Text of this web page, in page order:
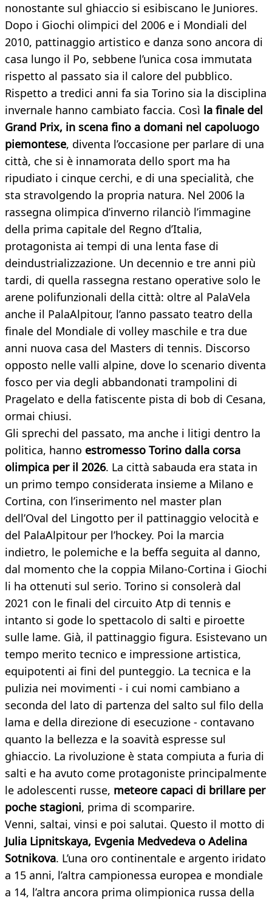
nonostante sul ghiaccio si esibiscano le Juniores.
Dopo i Giochi olimpici del 2006 e i Mondiali del
2010, pattinaggio artistico e danza sono ancora di
casa lungo il Po, sebbene l’unica cosa immutata
rispetto al passato sia il calore del pubblico.
Rispetto a tredici anni fa sia Torino sia la disciplina
invernale hanno cambiato faccia. Così la finale del
Grand Prix, in scena fino a domani nel capoluogo
piemontese, diventa l’occasione per parlare di una
città, che si è innamorata dello sport ma ha
ripudiato i cinque cerchi, e di una specialità, che
sta stravolgendo la propria natura. Nel 2006 la
rassegna olimpica d’inverno rilanciò l’immagine
della prima capitale del Regno d’Italia,
protagonista ai tempi di una lenta fase di
deindustrializzazione. Un decennio e tre anni più
tardi, di quella rassegna restano operative solo le
arene polifunzionali della città: oltre al PalaVela
anche il PalaAlpitour, l’anno passato teatro della
finale del Mondiale di volley maschile e tra due
anni nuova casa del Masters di tennis. Discorso
opposto nelle valli alpine, dove lo scenario diventa
fosco per via degli abbandonati trampolini di
Pragelato e della fatiscente pista di bob di Cesana,
ormai chiusi.
Gli sprechi del passato, ma anche i litigi dentro la
politica, hanno estromesso Torino dalla corsa
olimpica per il 2026. La città sabauda era stata in
un primo tempo considerata insieme a Milano e
Cortina, con l’inserimento nel master plan
dell’Oval del Lingotto per il pattinaggio velocità e
del PalaAlpitour per l’hockey. Poi la marcia
indietro, le polemiche e la beffa seguita al danno,
dal momento che la coppia Milano-Cortina i Giochi
li ha ottenuti sul serio. Torino si consolerà dal
2021 con le finali del circuito Atp di tennis e
intanto si gode lo spettacolo di salti e piroette
sulle lame. Già, il pattinaggio figura. Esistevano un
tempo merito tecnico e impressione artistica,
equipotenti ai fini del punteggio. La tecnica e la
pulizia nei movimenti - i cui nomi cambiano a
seconda del lato di partenza del salto sul filo della
lama e della direzione di esecuzione - contavano
quanto la bellezza e la soavità espresse sul
ghiaccio. La rivoluzione è stata compiuta a furia di
salti e ha avuto come protagoniste principalmente
le adolescenti russe, meteore capaci di brillare per
poche stagioni, prima di scomparire.
Venni, saltai, vinsi e poi salutai. Questo il motto di
Julia Lipnitskaya, Evgenia Medvedeva o Adelina
Sotnikova. L’una oro continentale e argento iridato
a 15 anni, l’altra campionessa europea e mondiale
a 14, l’altra ancora prima olimpionica russa della